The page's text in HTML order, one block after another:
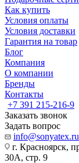
Как купить
Условия оплаты
Условия доставки
Гарантия на товар
Блог
Компания
О компании
Бренды
Контакты
+7 391 215-216-9
Заказать звонок
Задать вопрос
info@sonyatex.ru
г. Красноярск,
30А, стр. 9